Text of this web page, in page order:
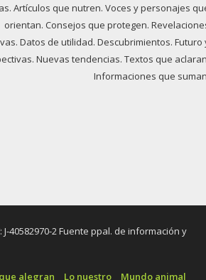
Artículos que nutren. Voces y personajes
orientan. Consejos que protegen.
Datos de utilidad. Descubrimientos. Futuro
Nuevas tendencias. Textos que
Informaciones que
40582970-2 Fuente ppal. de información y
alegran Lo nuestro Mundo animal